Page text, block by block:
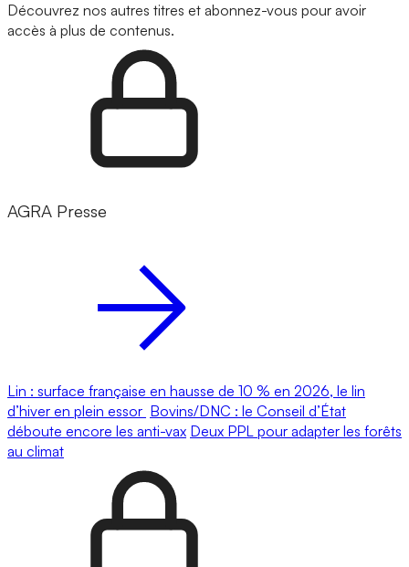
Découvrez nos autres titres et abonnez-vous pour avoir
accès à plus de contenus.
AGRA Presse
Lin : surface française en hausse de 10 % en 2026, le lin
d’hiver en plein essor Bovins/DNC : le Conseil d’État
déboute encore les anti-vax Deux PPL pour adapter les forêts
au climat